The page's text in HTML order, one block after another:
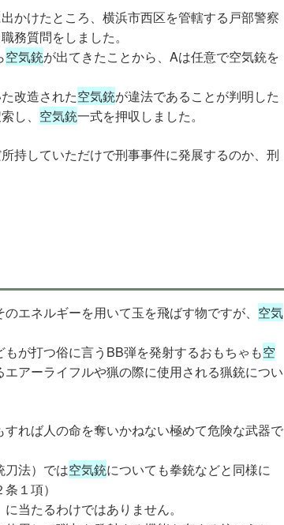
かけたところ、横浜市西区を管轄する戸部警察
務質問をしました。
空気銃が出てきたことから、Aは任意で空気銃を
改造された空気銃が違法であることが判明した
し、 空気銃一式を押収しました。
持していただけで刑事事件に発展するのか、刑
エネルギーを用いて玉を飛ばす物ですが、 空気
が打つ俗に言うBB弾を発射するおもちゃも空
アーライフルや猟の際に使用される猟銃につい
すれば人の命を奪いかねない極めて危険な武器で
刀法）では空気銃についても拳銃などと同様に
１項）
当たるわけではありません。